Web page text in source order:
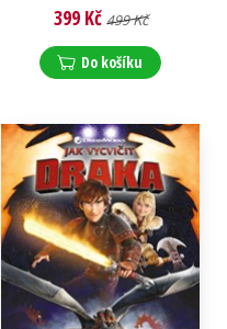
399 Kč 499 Kč
Do košíku